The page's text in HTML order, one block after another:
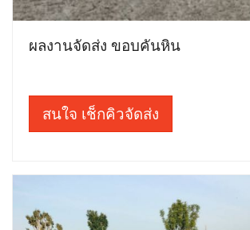
ผลงานจัดส่ง ขอบคันหิน
สนใจ เช็กคิวจัดส่ง